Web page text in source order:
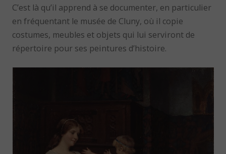
C’est là qu’il apprend à se documenter, en particulier
en fréquentant le musée de Cluny, où il copie
costumes, meubles et objets qui lui serviront de
répertoire pour ses peintures d’histoire.